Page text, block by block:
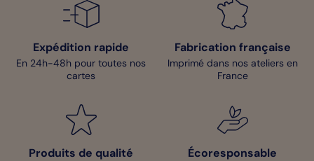
Expédition rapide
En 24h-48h pour toutes nos
cartes
Fabrication française
Imprimé dans nos ateliers en
France
Produits de qualité Écoresponsable